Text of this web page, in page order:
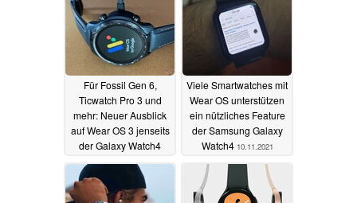
Für Fossil Gen 6,
Ticwatch Pro 3 und
mehr: Neuer Ausblick
auf Wear OS 3 jenseits
der Galaxy Watch4
15.12.2021
Viele Smartwatches mit
Wear OS unterstützen
ein nützliches Feature
der Samsung Galaxy
Watch4 10.11.2021